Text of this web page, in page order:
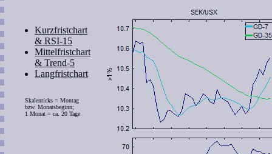
Kurzfristchart
& RSI-15
Mittelfristchart
& Trend-5
Langfristchart
Skalenticks = Montag
bzw. Monatsbeginn;
1 Monat = ca. 20 Tage